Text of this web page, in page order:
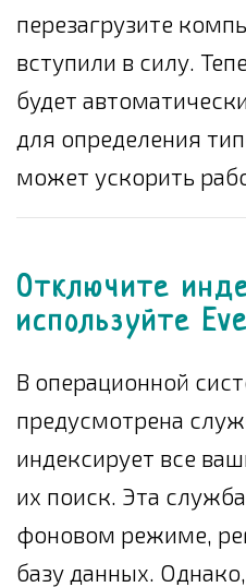
перезагрузите
вступили в силу.
будет
для определения
может ускорить
Отключите
используйте
В операционной
предусмотрена
индексирует все
их поиск. Эта
фоновом режиме,
базу данных.